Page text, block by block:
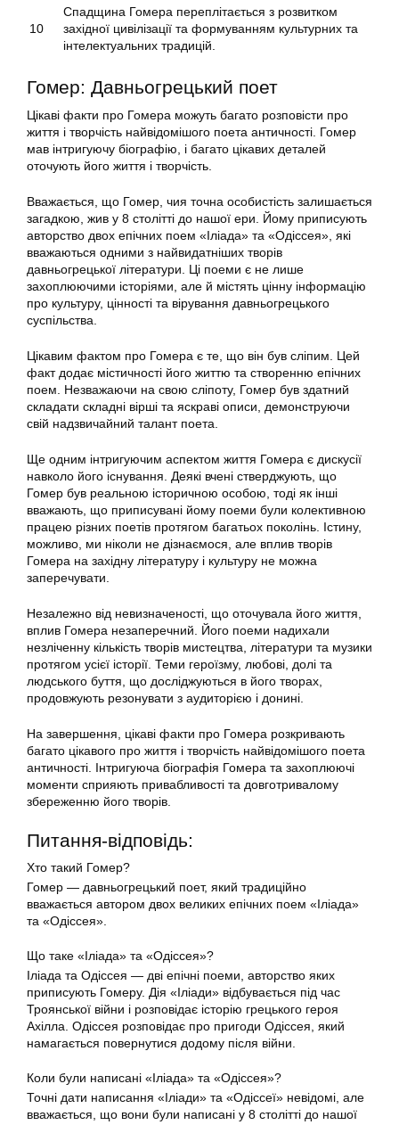
10
Спадщина Гомера переплітається з розвитком
західної цивілізації та формуванням культурних та
інтелектуальних традицій.
Гомер: Давньогрецький поет
Цікаві факти про Гомера можуть багато розповісти про
життя і творчість найвідомішого поета античності. Гомер
мав інтригуючу біографію, і багато цікавих деталей
оточують його життя і творчість.
Вважається, що Гомер, чия точна особистість залишається
загадкою, жив у 8 столітті до нашої ери. Йому приписують
авторство двох епічних поем «Іліада» та «Одіссея», які
вважаються одними з найвидатніших творів
давньогрецької літератури. Ці поеми є не лише
захоплюючими історіями, але й містять цінну інформацію
про культуру, цінності та вірування давньогрецького
суспільства.
Цікавим фактом про Гомера є те, що він був сліпим. Цей
факт додає містичності його життю та створенню епічних
поем. Незважаючи на свою сліпоту, Гомер був здатний
складати складні вірші та яскраві описи, демонструючи
свій надзвичайний талант поета.
Ще одним інтригуючим аспектом життя Гомера є дискусії
навколо його існування. Деякі вчені стверджують, що
Гомер був реальною історичною особою, тоді як інші
вважають, що приписувані йому поеми були колективною
працею різних поетів протягом багатьох поколінь. Істину,
можливо, ми ніколи не дізнаємося, але вплив творів
Гомера на західну літературу і культуру не можна
заперечувати.
Незалежно від невизначеності, що оточувала його життя,
вплив Гомера незаперечний. Його поеми надихали
незліченну кількість творів мистецтва, літератури та музики
протягом усієї історії. Теми героїзму, любові, долі та
людського буття, що досліджуються в його творах,
продовжують резонувати з аудиторією і донині.
На завершення, цікаві факти про Гомера розкривають
багато цікавого про життя і творчість найвідомішого поета
античності. Інтригуюча біографія Гомера та захоплюючі
моменти сприяють привабливості та довготривалому
збереженню його творів.
Питання-відповідь:
Хто такий Гомер?
Гомер — давньогрецький поет, який традиційно
вважається автором двох великих епічних поем «Іліада»
та «Одіссея».
Що таке «Іліада» та «Одіссея»?
Іліада та Одіссея — дві епічні поеми, авторство яких
приписують Гомеру. Дія «Іліади» відбувається під час
Троянської війни і розповідає історію грецького героя
Ахілла. Одіссея розповідає про пригоди Одіссея, який
намагається повернутися додому після війни.
Коли були написані «Іліада» та «Одіссея»?
Точні дати написання «Іліади» та «Одіссеї» невідомі, але
вважається, що вони були написані у 8 столітті до нашої